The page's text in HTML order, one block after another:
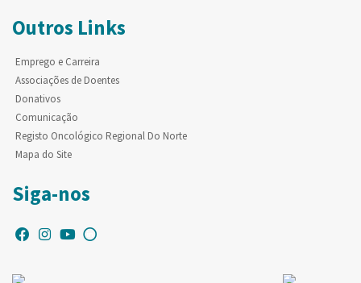
Outros Links
Emprego e Carreira
Associações de Doentes
Donativos
Comunicação
Registo Oncológico Regional Do Norte
Mapa do Site
Siga-nos